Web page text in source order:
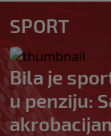
SPORT
Bila je
u penziju: